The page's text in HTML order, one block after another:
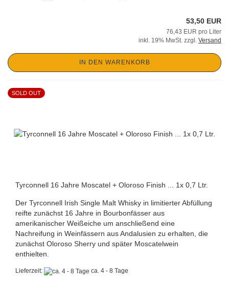
53,50 EUR
76,43 EUR pro Liter
inkl. 19% MwSt. zzgl. Versand
IN DEN WARENKORB
SOLD OUT
Tyrconnell 16 Jahre Moscatel + Oloroso Finish ... 1x 0,7 Ltr.
Der Tyrconnell Irish Single Malt Whisky in limitierter Abfüllung
reifte zunächst 16 Jahre in Bourbonfässer aus
amerikanischer Weißeiche um anschließend eine
Nachreifung in Weinfässern aus Andalusien zu erhalten, die
zunächst Oloroso Sherry und später Moscatelwein
enthielten.
Lieferzeit: ca. 4 - 8 Tage